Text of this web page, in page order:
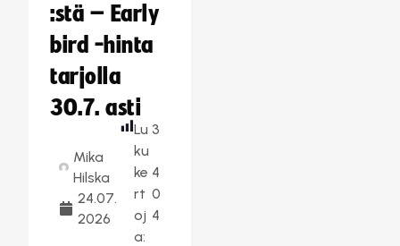
:stä – Early
bird -hinta
tarjolla
30.7. asti
Mika
Hilska
24.07.
2026
Lu
ku
ke
rt
oj
a:
3
4
0
4